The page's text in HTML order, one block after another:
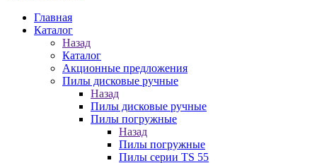
Главная
Каталог
Назад
Каталог
Акционные предложения
Пилы дисковые ручные
Назад
Пилы дисковые ручные
Пилы погружные
Назад
Пилы погружные
Пилы серии TS 55